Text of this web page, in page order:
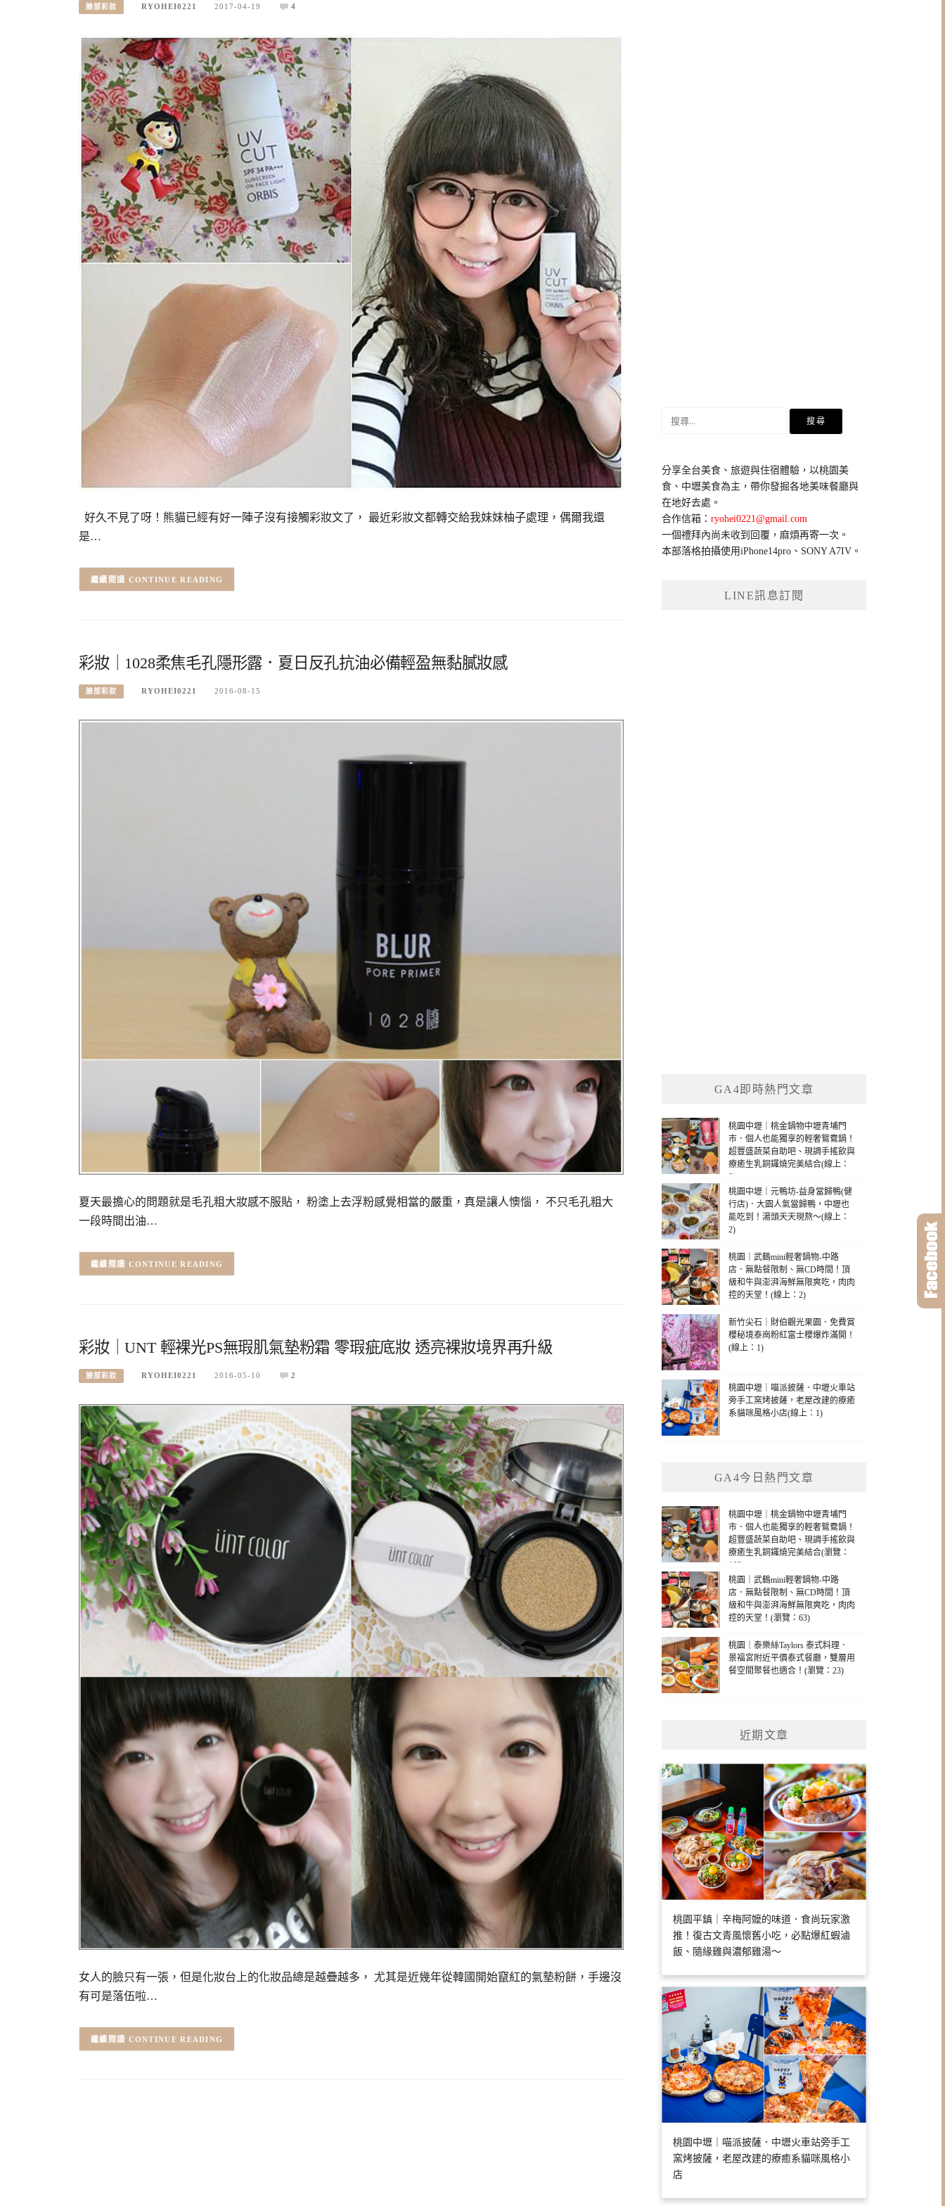
臉部彩妝 RYOHEI0221 2017-04-19 4
好久不見了呀！熊貓已經有好一陣子沒有接觸彩妝文了， 最近彩妝文都轉交給我妹妹柚子處理，偶爾我還
是…
CONTINUE READING
彩妝｜1028柔焦毛孔隱形露．夏日反孔抗油必備輕盈無黏膩妝感
臉部彩妝 RYOHEI0221 2016-08-15
夏天最擔心的問題就是毛孔粗大妝感不服貼， 粉塗上去浮粉感覺相當的嚴重，真是讓人懊惱， 不只毛孔粗大
一段時間出油…
CONTINUE READING
彩妝｜UNT 輕裸光PS無瑕肌氣墊粉霜 零瑕疵底妝 透亮裸妝境界再升級
臉部彩妝 RYOHEI0221 2016-05-10 2
女人的臉只有一張，但是化妝台上的化妝品總是越疊越多， 尤其是近幾年從韓國開始竄紅的氣墊粉餅，手邊沒
有可是落伍啦…
CONTINUE READING
鍵
字:
分享全台美食、旅遊與住宿體驗，以桃園美
食、中壢美食為主，帶你發掘各地美味餐廳與
在地好去處。
合作信箱：ryohei0221@gmail.com
一個禮拜內尚未收到回覆，麻煩再寄一次。
本部落格拍攝使用iPhone14pro、SONY A7IV。
LINE訊息訂閱
GA4即時熱門文章
桃園中壢｜桃金鍋物中壢青埔門
市．個人也能獨享的輕奢鴛鴦鍋！
超豐盛蔬菜自助吧、現調手搖飲與
療癒生乳銅鑼燒完美結合(線上：
8)
桃園中壢｜元鴨坊-益身當歸鴨(健
行店)．大園人氣當歸鴨，中壢也
能吃到！湯頭天天現熬～(線上：
2)
桃園｜武鶴mini輕奢鍋物-中路
店．無點餐限制、無CD時間！頂
級和牛與澎湃海鮮無限爽吃，肉肉
控的天堂！(線上：2)
新竹尖石｜財伯觀光果園．免費賞
櫻秘境泰崗粉紅富士櫻爆炸滿開！
(線上：1)
桃園中壢｜喵派披薩．中壢火車站
旁手工窯烤披薩，老屋改建的療癒
系貓咪風格小店(線上：1)
GA4今日熱門文章
桃園中壢｜桃金鍋物中壢青埔門
市．個人也能獨享的輕奢鴛鴦鍋！
超豐盛蔬菜自助吧、現調手搖飲與
療癒生乳銅鑼燒完美結合(瀏覽：
168)
桃園｜武鶴mini輕奢鍋物-中路
店．無點餐限制、無CD時間！頂
級和牛與澎湃海鮮無限爽吃，肉肉
控的天堂！(瀏覽：63)
桃園｜泰樂絲Taylors 泰式料理．
景福宮附近平價泰式餐廳，雙層用
餐空間聚餐也適合！(瀏覽：23)
近期文章
桃園平鎮｜辛梅阿嬤的味道．食尚玩家激
推！復古文青風懷舊小吃，必點爆紅蝦滷
飯、隨緣雞與濃郁雞湯～
桃園中壢｜喵派披薩．中壢火車站旁手工
窯烤披薩，老屋改建的療癒系貓咪風格小
店